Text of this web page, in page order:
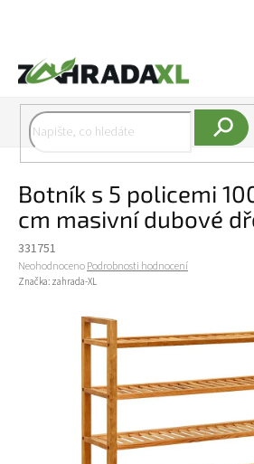
Botník s 5 policemi
cm masivní dubové
331751
Průměrné hodnocení produktu je 0,0 z 5
NeohodnocenoPodrobnosti hodnocení
Značka: zahrada-XL